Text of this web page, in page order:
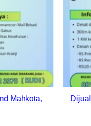
Mahkota,